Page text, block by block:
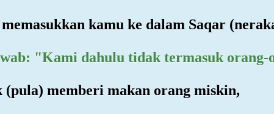
kamu ke dalam Saqar
"Kami dahulu tidak termasuk orang-
(pula) memberi makan orang miskin,